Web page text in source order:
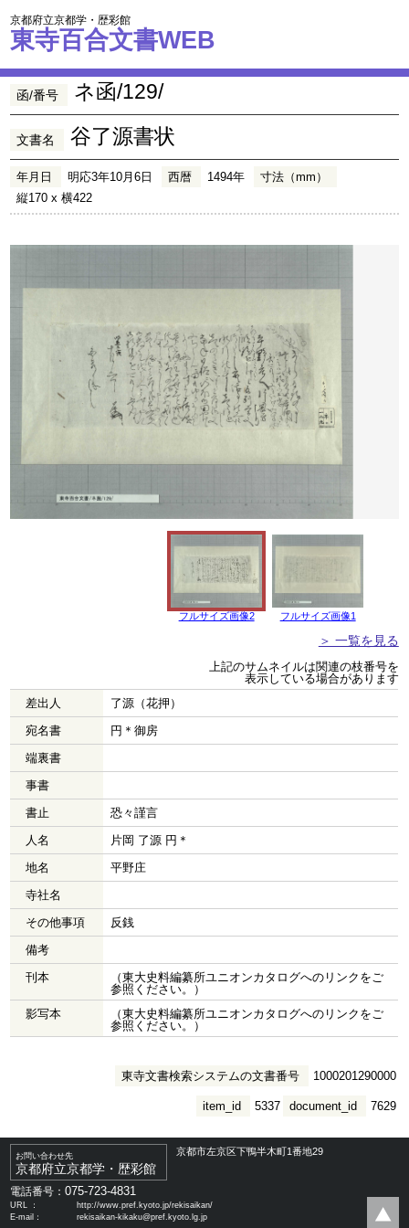
京都府立京都学・歴彩館
東寺百合文書WEB
函/番号 ネ函/129/
文書名 谷了源書状
年月日 明応3年10月6日 西暦 1494年
寸法（mm）
縦170 x 横422
フルサイズ画像2 フルサイズ画像1
＞ 一覧を見る
上記のサムネイルは関連の枝番号を
表示している場合があります
差出人
了源（花押）
宛名書
円＊御房
端裏書
事書
書止
恐々謹言
人名
片岡 了源 円＊
地名
平野庄
寺社名
その他事項
反銭
備考
刊本
（東大史料編纂所ユニオンカタログへのリンクをご
参照ください。）
影写本
（東大史料編纂所ユニオンカタログへのリンクをご
参照ください。）
東寺文書検索システムの文書番号 1000201290000
document_id 7629
item_id 5337
お問い合わせ先
京都府立京都学・歴彩館
京都市左京区下鴨半木町1番地29
電話番号：075-723-4831
URL ：
http://www.pref.kyoto.jp/rekisaikan/
E-mail：
rekisaikan-kikaku@pref.kyoto.lg.jp